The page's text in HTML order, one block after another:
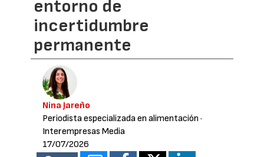
entorno de
incertidumbre
permanente
Nina Jareño
Periodista especializada en alimentación ·
Interempresas Media
17/07/2026